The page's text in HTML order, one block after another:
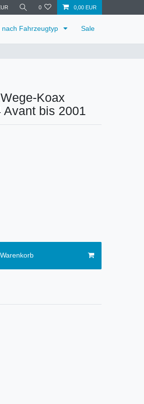
0 0,00 EUR
nach Fahrzeugtyp Sale
Koax
Avant bis 2001